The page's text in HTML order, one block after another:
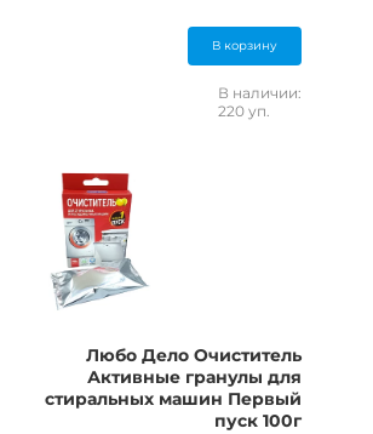
В корзину
В наличии:
220 уп.
Любо Дело Очиститель
Активные гранулы для
стиральных машин Первый
пуск 100г